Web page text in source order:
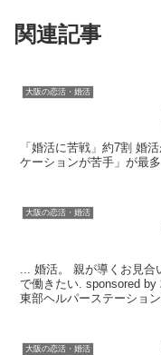
関連記事
大阪の恋活・婚活
「婚活に苦戦」約7割 婚
ケーションが苦手」が最
大阪の恋活・婚活
... 婚活。 親が導くお見
で働きたい. sponsored by
東部ヘルパーステーショ
大阪の恋活・婚活